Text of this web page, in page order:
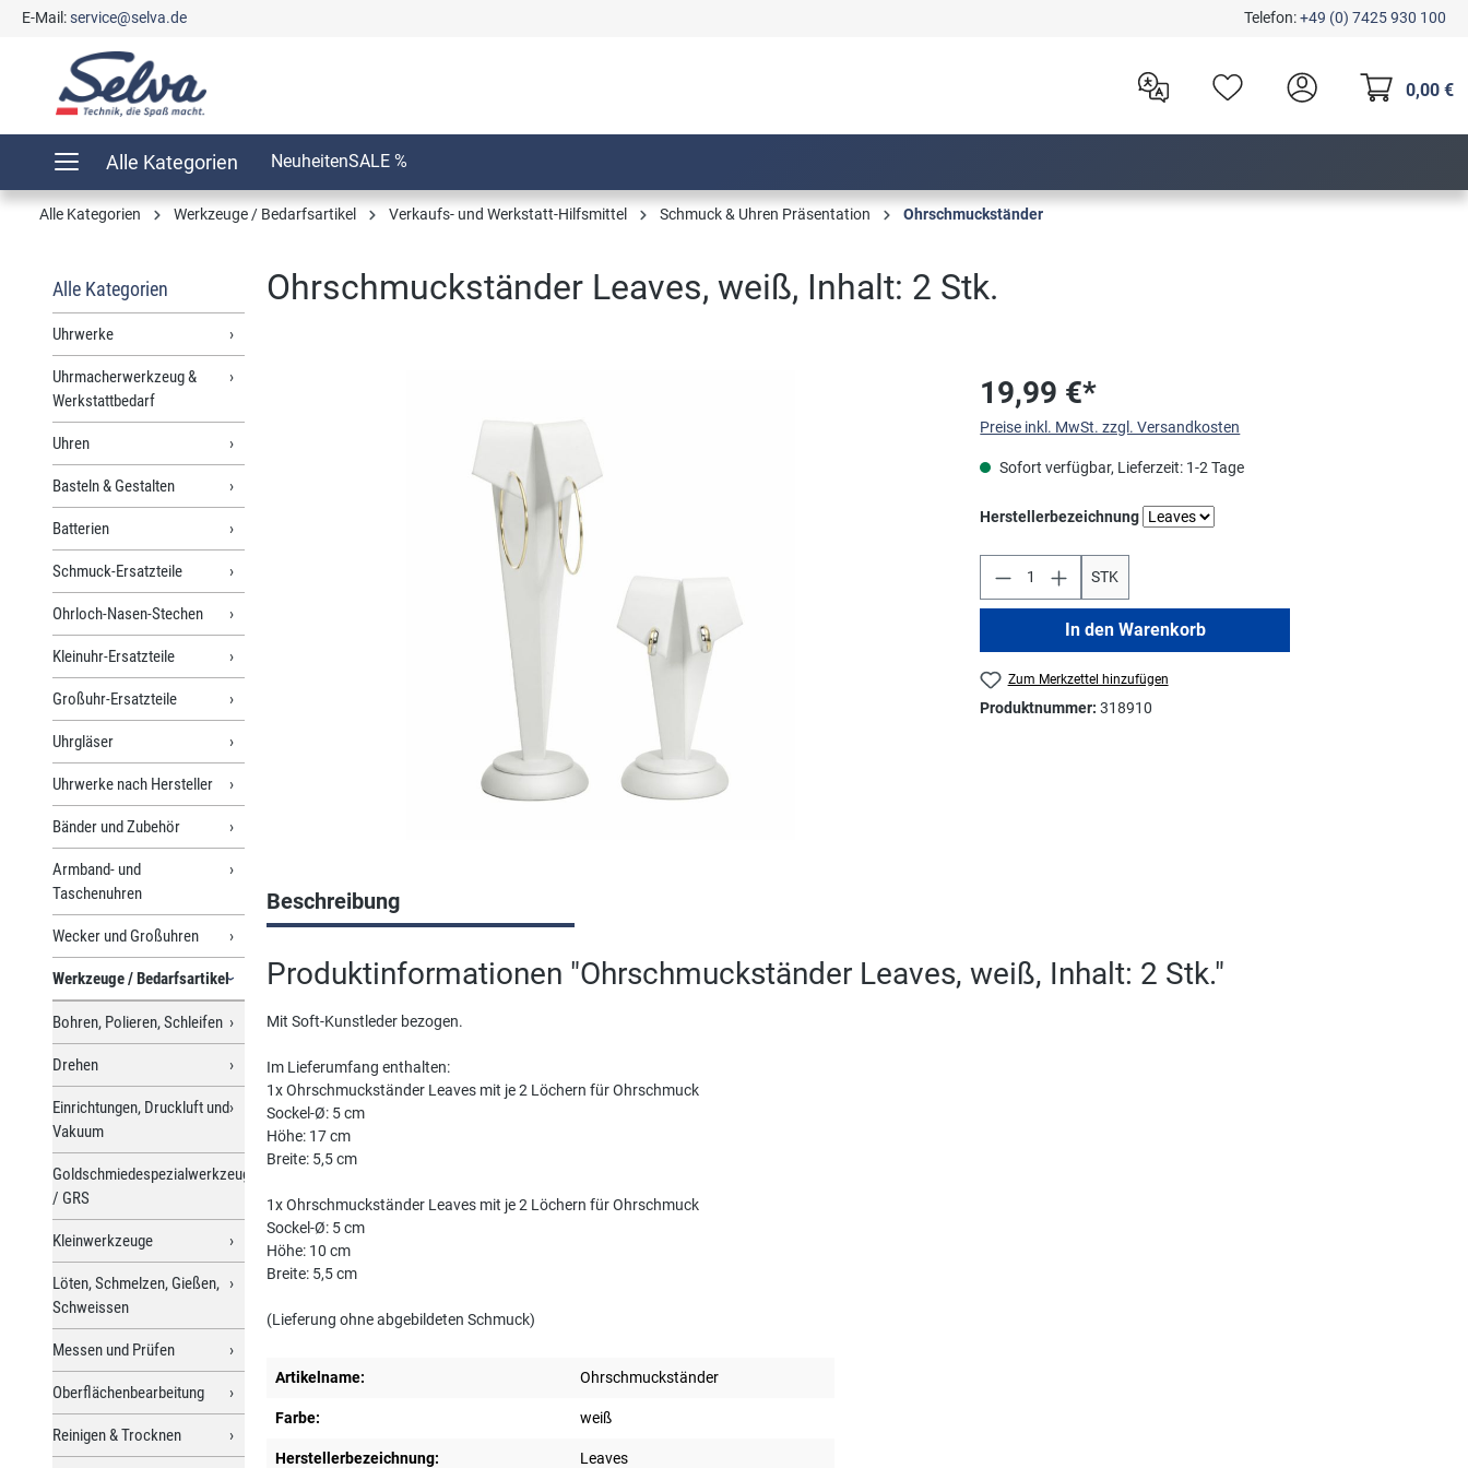
Zur Hauptnavigation springen
E-Mail:service@selva.de Telefon:+49 (0) 7425 930 100
0,00 €
Alle Kategorien NeuheitenSALE %
Alle Kategorien Werkzeuge / Bedarfsartikel Verkaufs- und Werkstatt-Hilfsmittel Schmuck & Uhren Präsentation Ohrschmuckständer
Alle Kategorien
Uhrwerke
Uhrmacherwerkzeug &
Werkstattbedarf
Uhren
Basteln & Gestalten
Batterien
Schmuck-Ersatzteile
Ohrloch-Nasen-Stechen
Kleinuhr-Ersatzteile
Großuhr-Ersatzteile
Uhrgläser
Uhrwerke nach Hersteller
Bänder und Zubehör
Armband- und
Taschenuhren
Wecker und Großuhren
Werkzeuge / Bedarfsartikel
Bohren, Polieren, Schleifen
Drehen
Einrichtungen, Druckluft und
Vakuum
Goldschmiedespezialwerkzeuge
/ GRS
Kleinwerkzeuge
Löten, Schmelzen, Gießen,
Schweissen
Messen und Prüfen
Oberflächenbearbeitung
Reinigen & Trocknen
Ohrschmuckständer Leaves, weiß, Inhalt: 2 Stk.
19,99 €*
Preise inkl. MwSt. zzgl. Versandkosten
Sofort verfügbar, Lieferzeit: 1-2 Tage
Herstellerbezeichnungauswählen
STK
In den Warenkorb
Zum Merkzettel hinzufügen
Produktnummer:318910
Beschreibung
Produktinformationen "Ohrschmuckständer Leaves, weiß, Inhalt: 2 Stk."
Mit Soft-Kunstleder bezogen.
Im Lieferumfang enthalten:
1x Ohrschmuckständer Leaves mit je 2 Löchern für Ohrschmuck
Sockel-Ø: 5 cm
Höhe: 17 cm
Breite: 5,5 cm
1x Ohrschmuckständer Leaves mit je 2 Löchern für Ohrschmuck
Sockel-Ø: 5 cm
Höhe: 10 cm
Breite: 5,5 cm
(Lieferung ohne abgebildeten Schmuck)
Artikelname: Ohrschmuckständer
Farbe: weiß
Herstellerbezeichnung: Leaves